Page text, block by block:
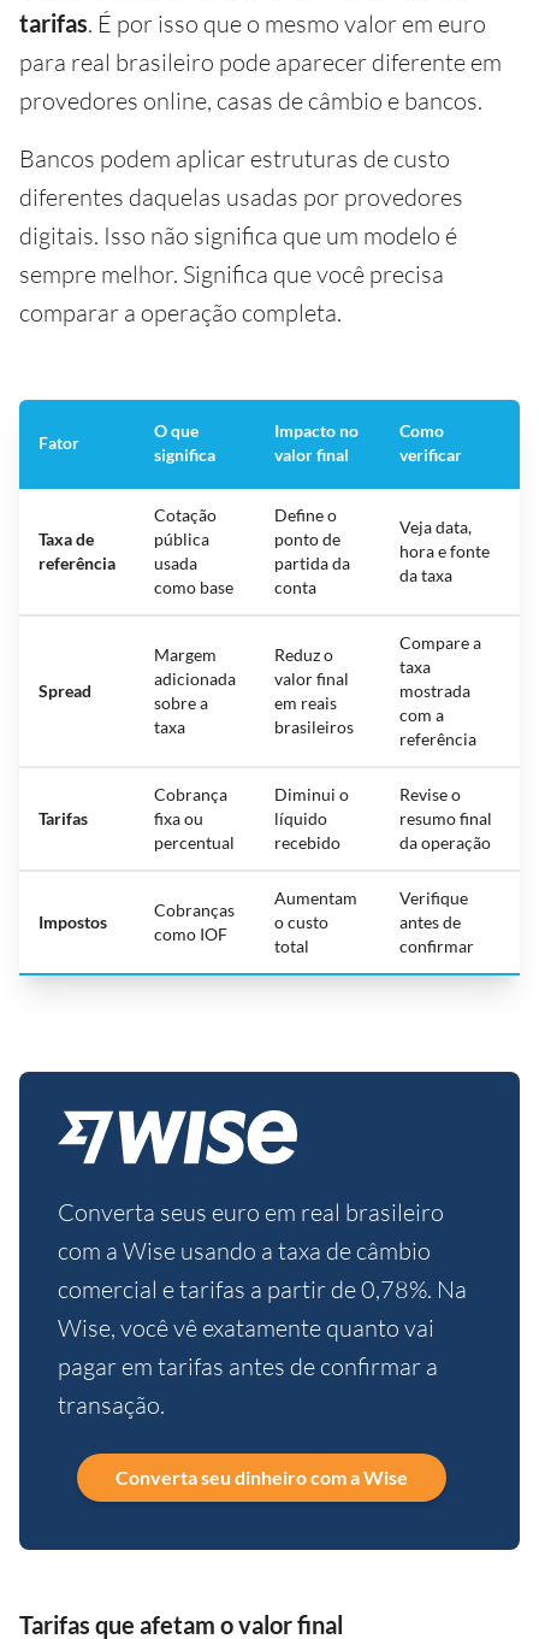
tarifas. É por isso que o mesmo valor em euro
para real brasileiro pode aparecer diferente em
provedores online, casas de câmbio e bancos.
Bancos podem aplicar estruturas de custo
diferentes daquelas usadas por provedores
digitais. Isso não significa que um modelo é
sempre melhor. Significa que você precisa
comparar a operação completa.
Fator
O que
significa
Impacto no
valor final
Como
verificar
Taxa de
referência
Cotação
pública
usada
como base
Define o
ponto de
partida da
conta
Veja data,
hora e fonte
da taxa
Spread
Margem
adicionada
sobre a
taxa
Reduz o
valor final
em reais
brasileiros
Compare a
taxa
mostrada
com a
referência
Tarifas
Cobrança
fixa ou
percentual
Diminui o
líquido
recebido
Revise o
resumo final
da operação
Impostos
Cobranças
como IOF
Aumentam
o custo
total
Verifique
antes de
confirmar
Converta seus euro em real brasileiro
com a Wise usando a taxa de câmbio
comercial e tarifas a partir de 0,78%. Na
Wise, você vê exatamente quanto vai
pagar em tarifas antes de confirmar a
transação.
Converta seu dinheiro com a Wise
Tarifas que afetam o valor final